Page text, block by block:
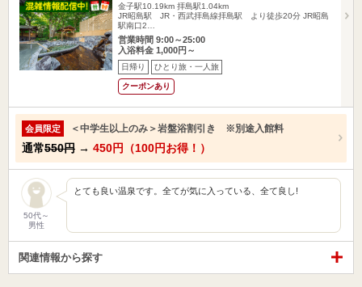
金子駅10.19km 拝島駅1.04km
JR昭島駅 JR・西武拝島線拝島駅 より徒歩20分 JR昭島
駅南口2…
営業時間 9:00～25:00
入浴料金 1,000円～
日帰り ひとり旅・一人旅
クーポンあり
会員限定 ＜中学生以上のみ＞岩盤浴割引き ※別途入館料
通常550円 → 450円（100円お得！）
50代～
男性
とても良い温泉です。全てが気に入っている、全て良し!
関連情報から探す